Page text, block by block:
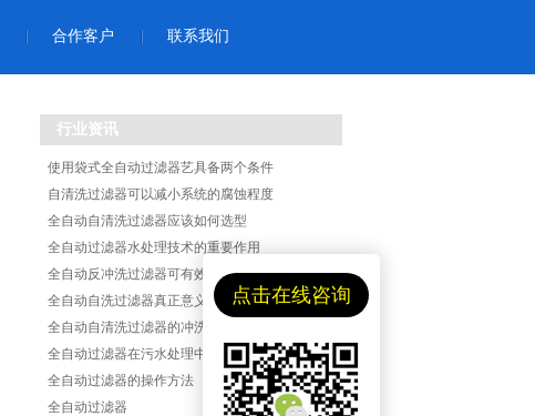
合作客户 联系我们
行业资讯
使用袋式全自动过滤器艺具备两个条件
自清洗过滤器可以减小系统的腐蚀程度
全自动自清洗过滤器应该如何选型
全自动过滤器水处理技术的重要作用
全自动反冲洗过滤器可有效提高工业节水效率
全自动自洗过滤器真正意义上的远离水污染危害
全自动自清洗过滤器的冲洗方式
全自动过滤器在污水处理中的应用
全自动过滤器的操作方法
全自动过滤器
点击在线咨询